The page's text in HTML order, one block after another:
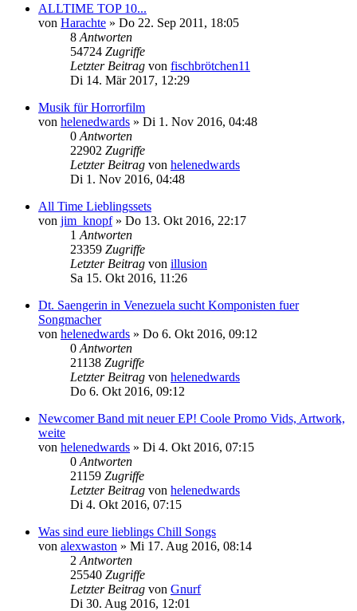
ALLTIME TOP 10...
von Harachte » Do 22. Sep 2011, 18:05
8 Antworten
54724 Zugriffe
Letzter Beitrag von fischbrötchen11
Di 14. Mär 2017, 12:29
Musik für Horrorfilm
von helenedwards » Di 1. Nov 2016, 04:48
0 Antworten
22902 Zugriffe
Letzter Beitrag von helenedwards
Di 1. Nov 2016, 04:48
All Time Lieblingssets
von jim_knopf» Do 13. Okt 2016, 22:17
1 Antworten
23359 Zugriffe
Letzter Beitrag von illusion
Sa 15. Okt 2016, 11:26
Dt. Saengerin in Venezuela sucht Komponisten fuer
Songmacher
von helenedwards » Do 6. Okt 2016, 09:12
0 Antworten
21138 Zugriffe
Letzter Beitrag von helenedwards
Do 6. Okt 2016, 09:12
Newcomer Band mit neuer EP! Coole Promo Vids, Artwork,
weite
von helenedwards » Di 4. Okt 2016, 07:15
0 Antworten
21159 Zugriffe
Letzter Beitrag von helenedwards
Di 4. Okt 2016, 07:15
Was sind eure lieblings Chill Songs
von alexwaston » Mi 17. Aug 2016, 08:14
2 Antworten
25540 Zugriffe
Letzter Beitrag von Gnurf
Di 30. Aug 2016, 12:01